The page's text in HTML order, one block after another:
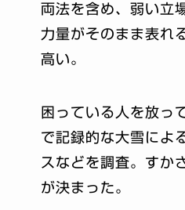
両法を含め、弱い立
力量がそのまま表れ
高い。
困っている人を放っ
で記録的な大雪によ
スなどを調査。すか
が決まった。